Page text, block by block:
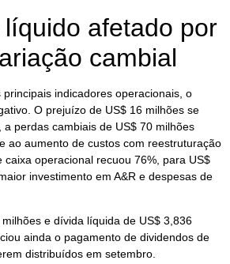
afetado por
cambial
indicadores operacionais, o
O prejuízo de US$ 16 milhões se
perdas cambiais de US$ 70 milhões
ao aumento de custos com reestruturação
caixa operacional recuou 76%, para US$
investimento em A&R e despesas de
e dívida líquida de US$ 3,836
ainda o pagamento de dividendos de
distribuídos em setembro.